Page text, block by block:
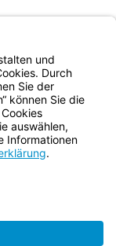
2024 in Kraft.
vom 1. Januar
Dezember 2029